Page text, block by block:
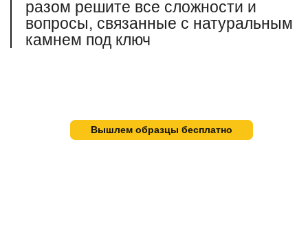
разом решите все сложности и
вопросы, связанные с натуральным
камнем под ключ
Есть вопросы,нужна
Вышлем образцы бесплатно